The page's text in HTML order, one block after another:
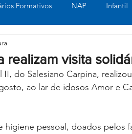
Formativos NAP Infantil
realizam visita
do Salesiano Carpina,
ao lar de idosos Amor e
higiene pessoal, doados pelos